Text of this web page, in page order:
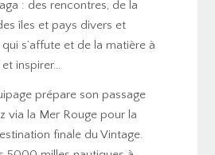
: des rencontres, de la
îles et pays divers et
s’affute et de la matière à
inspirer…
prépare son passage
via la Mer Rouge pour la
finale du Vintage.